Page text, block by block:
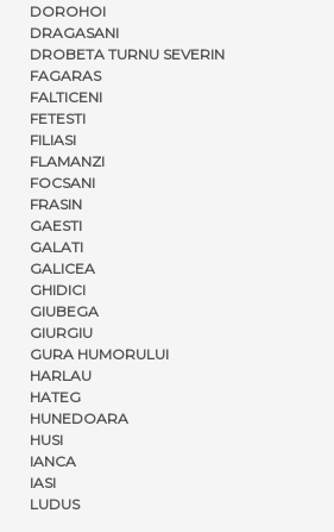
DOROHOI
DRAGASANI
DROBETA TURNU SEVERIN
FAGARAS
FALTICENI
FETESTI
FILIASI
FLAMANZI
FOCSANI
FRASIN
GAESTI
GALATI
GALICEA
GHIDICI
GIUBEGA
GIURGIU
GURA HUMORULUI
HARLAU
HATEG
HUNEDOARA
HUSI
IANCA
IASI
LUDUS